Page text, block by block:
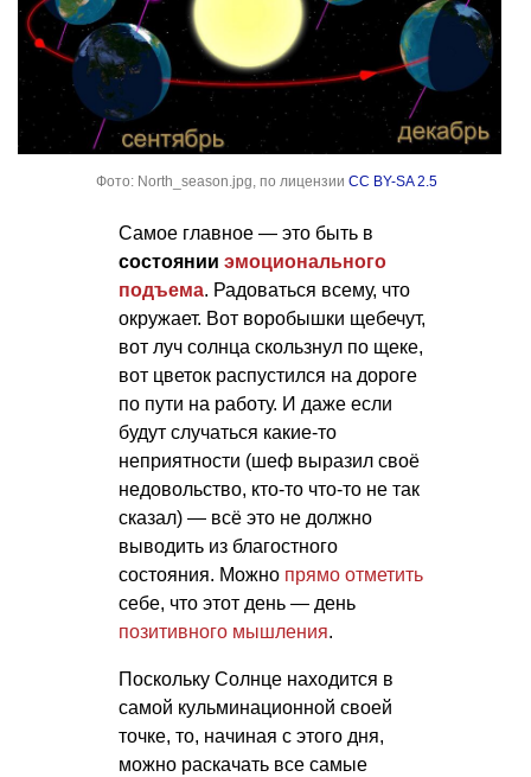
Фото: North_season.jpg, по лицензии CC BY-SA 2.5
Самое главное — это быть в
состоянии эмоционального
подъема. Радоваться всему, что
окружает. Вот воробышки щебечут,
вот луч солнца скользнул по щеке,
вот цветок распустился на дороге
по пути на работу. И даже если
будут случаться какие-то
неприятности (шеф выразил своё
недовольство, кто-то что-то не так
сказал) — всё это не должно
выводить из благостного
состояния. Можно прямо отметить
себе, что этот день — день
позитивного мышления.
Поскольку Солнце находится в
самой кульминационной своей
точке, то, начиная с этого дня,
можно раскачать все самые